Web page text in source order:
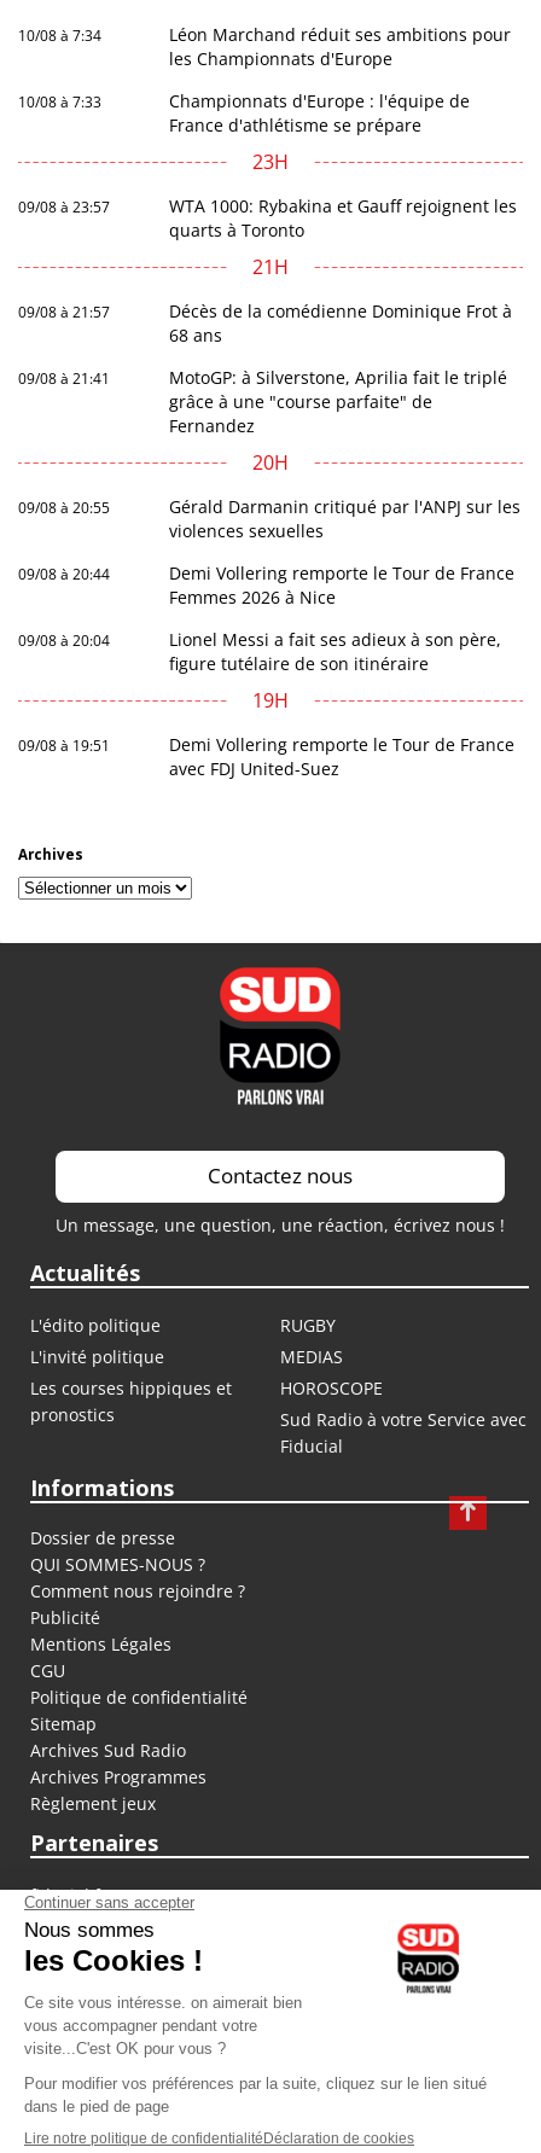
10/08 à 7:34
Léon Marchand réduit ses ambitions pour
les Championnats d'Europe
10/08 à 7:33
Championnats d'Europe : l'équipe de
France d'athlétisme se prépare
23H
09/08 à 23:57
WTA 1000: Rybakina et Gauff rejoignent les
quarts à Toronto
21H
09/08 à 21:57
Décès de la comédienne Dominique Frot à
68 ans
09/08 à 21:41
MotoGP: à Silverstone, Aprilia fait le triplé
grâce à une "course parfaite" de
Fernandez
20H
09/08 à 20:55
Gérald Darmanin critiqué par l'ANPJ sur les
violences sexuelles
09/08 à 20:44
Demi Vollering remporte le Tour de France
Femmes 2026 à Nice
09/08 à 20:04
Lionel Messi a fait ses adieux à son père,
figure tutélaire de son itinéraire
19H
09/08 à 19:51
Demi Vollering remporte le Tour de France
avec FDJ United-Suez
Archives
Archives
Contactez nous
Un message, une question, une réaction, écrivez nous !
Actualités
L'édito politique
RUGBY
L'invité politique
MEDIAS
Les courses hippiques et
pronostics
HOROSCOPE
Sud Radio à votre Service avec
Fiducial
Informations
Dossier de presse
QUI SOMMES-NOUS ?
Comment nous rejoindre ?
Publicité
Mentions Légales
CGU
Politique de confidentialité
Sitemap
Archives Sud Radio
Archives Programmes
Règlement jeux
Partenaires
fiducial.fr
lyoncapitale.fr
olympique-et-lyonnais.com
L'application Iphone / Android
Téléchargez l'application
Les cookies